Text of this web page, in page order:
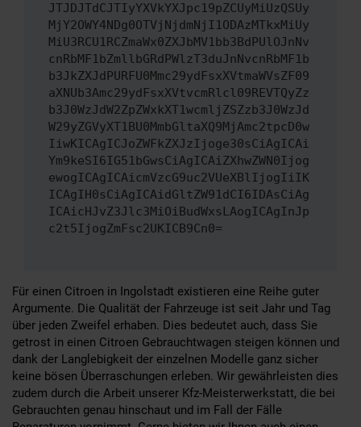
JTJDJTdCJTIyYXVkYXJpc19pZCUyMiUzQSUy
MjY2OWY4NDg0OTVjNjdmNjI1ODAzMTkxMiUy
MiU3RCU1RCZmaWx0ZXJbMV1bb3BdPUlOJnNv
cnRbMF1bZmllbGRdPWlzT3duJnNvcnRbMF1b
b3JkZXJdPURFU0Mmc29ydFsxXVtmaWVsZF09
aXNUb3Amc29ydFsxXVtvcmRlcl09REVTQyZz
b3J0WzJdW2ZpZWxkXT1wcmljZSZzb3J0WzJd
W29yZGVyXT1BU0MmbGltaXQ9MjAmc2tpcD0w
IiwKICAgICJoZWFkZXJzIjoge30sCiAgICAi
Ym9keSI6IG51bGwsCiAgICAiZXhwZWN0Ijog
ewogICAgICAicmVzcG9uc2VUeXBlIjogIiIK
ICAgIH0sCiAgICAidGltZW91dCI6IDAsCiAg
ICAicHJvZ3Jlc3MiOiBudWxsLAogICAgInJp
c2t5IjogZmFsc2UKICB9Cn0=
Für einen Citroen in Ingolstadt existieren eine Reihe guter
Argumente. Die Qualität der Fahrzeuge ist seit Jahr und Tag
über jeden Zweifel erhaben. Dies bedeutet auch, dass Sie
getrost in einen Citroen Gebrauchtwagen steigen können und
dank der Langlebigkeit der einzelnen Modelle ganz sicher
keine bösen Überraschungen erleben. Wir gewährleisten dies
zudem durch die Arbeit unserer Kfz-Meisterwerkstatt, die bei
Gebrauchten genau hinschaut und im Fall der Fälle